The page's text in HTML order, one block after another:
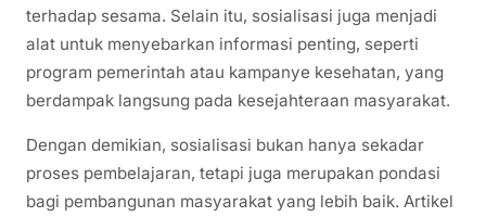
terhadap sesama. Selain itu, sosialisasi juga menjadi
alat untuk menyebarkan informasi penting, seperti
program pemerintah atau kampanye kesehatan, yang
berdampak langsung pada kesejahteraan masyarakat.
Dengan demikian, sosialisasi bukan hanya sekadar
proses pembelajaran, tetapi juga merupakan pondasi
bagi pembangunan masyarakat yang lebih baik. Artikel